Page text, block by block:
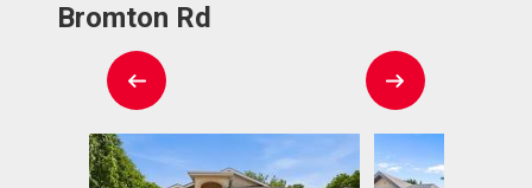
Bromton Rd